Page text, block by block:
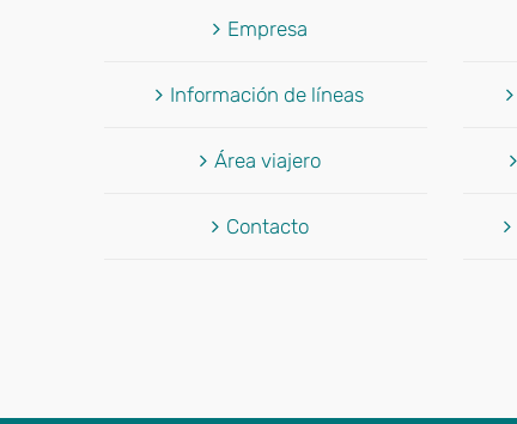
Empresa
Información de líneas
Área viajero
Contacto